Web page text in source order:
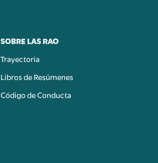
SOBRE LAS RAO
Trayectoria
Libros de Resúmenes
Código de Conducta